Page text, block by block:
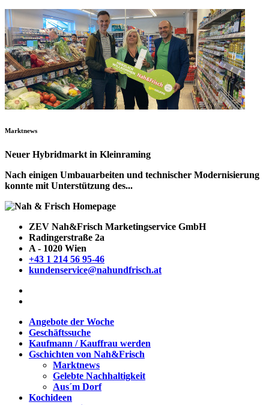
Marktnews
Neuer Hybridmarkt in Kleinraming
Nach einigen Umbauarbeiten und technischer Modernisierung
konnte mit Unterstützung des...
ZEV Nah&Frisch Marketingservice GmbH
Radingerstraße 2a
A - 1020 Wien
+43 1 214 56 95-46
kundenservice@nahundfrisch.at
Angebote der Woche
Geschäftssuche
Kaufmann / Kauffrau werden
Gschichten von Nah&Frisch
Marktnews
Gelebte Nachhaltigkeit
Aus´m Dorf
Kochideen